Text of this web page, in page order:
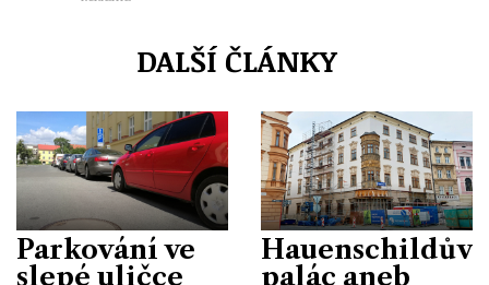
DALŠÍ ČLÁNKY
Parkování ve
slepé uličce
Hauenschildův
palác aneb